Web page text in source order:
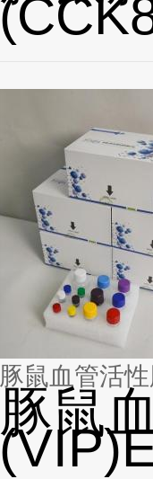
豚鼠血管活
豚鼠